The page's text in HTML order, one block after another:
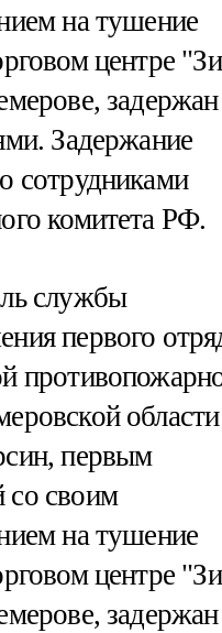
на тушение
центре
задержан
Задержание
сотрудниками
комитета РФ.
службы
первого
области
первым
своим
на тушение
центре
задержан